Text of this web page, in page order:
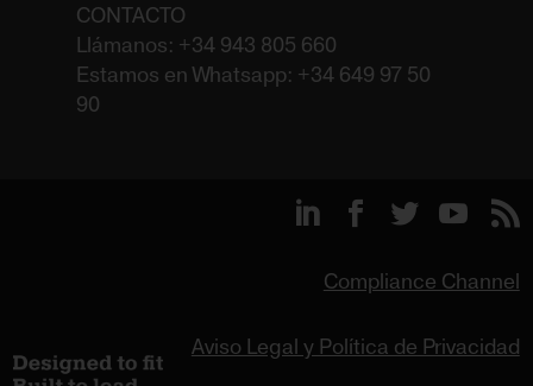
CONTACTO
Llámanos: +34 943 805 660
Estamos en Whatsapp: +34 649 97 50
90
Compliance Channel
Aviso Legal y Política de Privacidad